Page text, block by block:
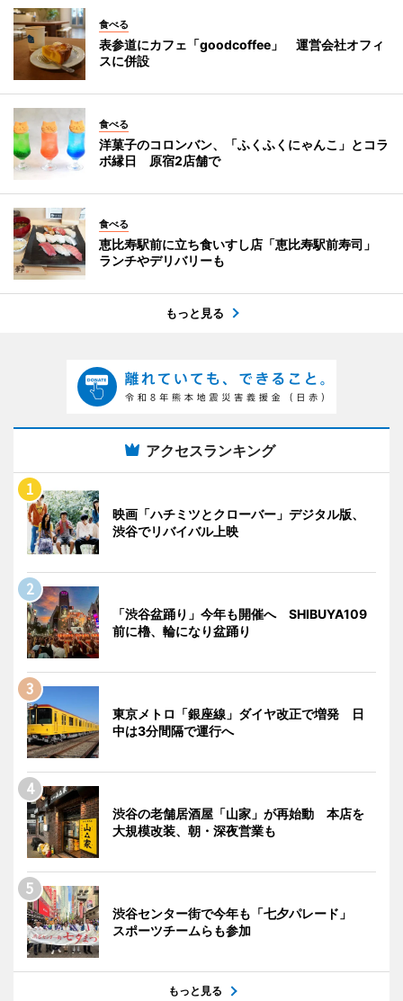
食べる
表参道にカフェ「goodcoffee」 運営会社オフィ
スに併設
食べる
洋菓子のコロンバン、「ふくふくにゃんこ」とコラ
ボ縁日 原宿2店舗で
食べる
恵比寿駅前に立ち食いすし店「恵比寿駅前寿司」
ランチやデリバリーも
もっと見る
アクセスランキング
映画「ハチミツとクローバー」デジタル版、
渋谷でリバイバル上映
「渋谷盆踊り」今年も開催へ SHIBUYA109
前に櫓、輪になり盆踊り
東京メトロ「銀座線」ダイヤ改正で増発 日
中は3分間隔で運行へ
渋谷の老舗居酒屋「山家」が再始動 本店を
大規模改装、朝・深夜営業も
渋谷センター街で今年も「七夕パレード」
スポーツチームらも参加
もっと見る